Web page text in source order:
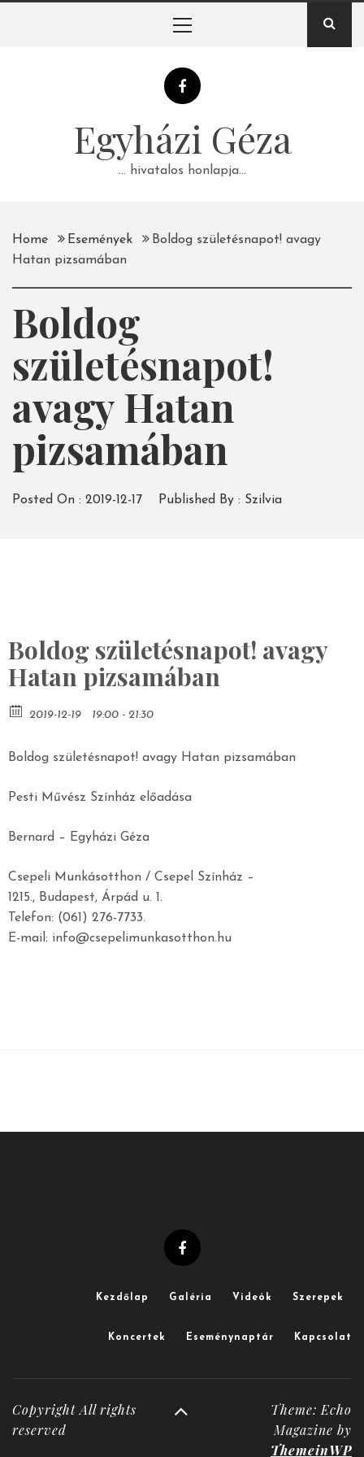
Egyházi Géza
… hivatalos honlapja…
Home Események
Boldog születésnapot! avagy
Hatan pizsamában
Boldog
születésnapot!
avagy Hatan
pizsamában
Posted On : 2019-12-17 Published By : Szilvia
Boldog születésnapot! avagy
Hatan pizsamában
2019-12-19 19:00 - 21:30
Boldog születésnapot! avagy Hatan pizsamában
Pesti Művész Színház előadása
Bernard – Egyházi Géza
Csepeli Munkásotthon / Csepel Színház –
1215., Budapest, Árpád u. 1.
Telefon: (061) 276-7733.
E-mail: info@csepelimunkasotthon.hu
Kezdőlap Galéria Videók Szerepek
Koncertek Eseménynaptár Kapcsolat
Copyright All rights
reserved
Theme: Echo
Magazine by
ThemeinWP